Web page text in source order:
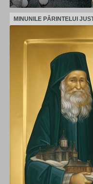
MINUNILE PĂRINTELUI